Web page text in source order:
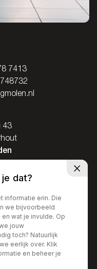
7413
43
dat?
informatie erin. Die
we bijvoorbeeld
wat je invulde. Op
jouw
toch? Natuurlijk
eerlijk over. Klik
en beheer je